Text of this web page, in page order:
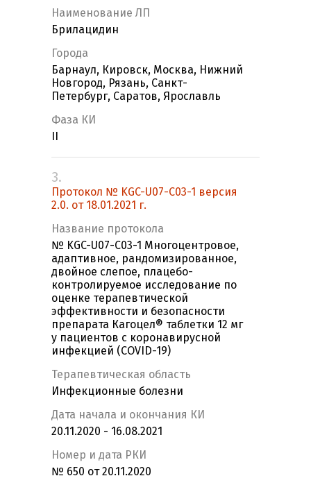
Наименование ЛП
Брилацидин
Города
Барнаул, Кировск, Москва, Нижний
Новгород, Рязань, Санкт-
Петербург, Саратов, Ярославль
Фаза КИ
3.
Протокол № KGC-U07-C03-1 версия
2.0. от 18.01.2021 г.
Название протокола
№ KGC-U07-C03-1 Многоцентровое,
адаптивное, рандомизированное,
двойное слепое, плацебо-
контролируемое исследование по
оценке терапевтической
эффективности и безопасности
препарата Кагоцел® таблетки 12 мг
у пациентов с коронавирусной
инфекцией (COVID-19)
Терапевтическая область
Инфекционные болезни
Дата начала и окончания КИ
20.11.2020 - 16.08.2021
Номер и дата РКИ
№ 650 от 20.11.2020